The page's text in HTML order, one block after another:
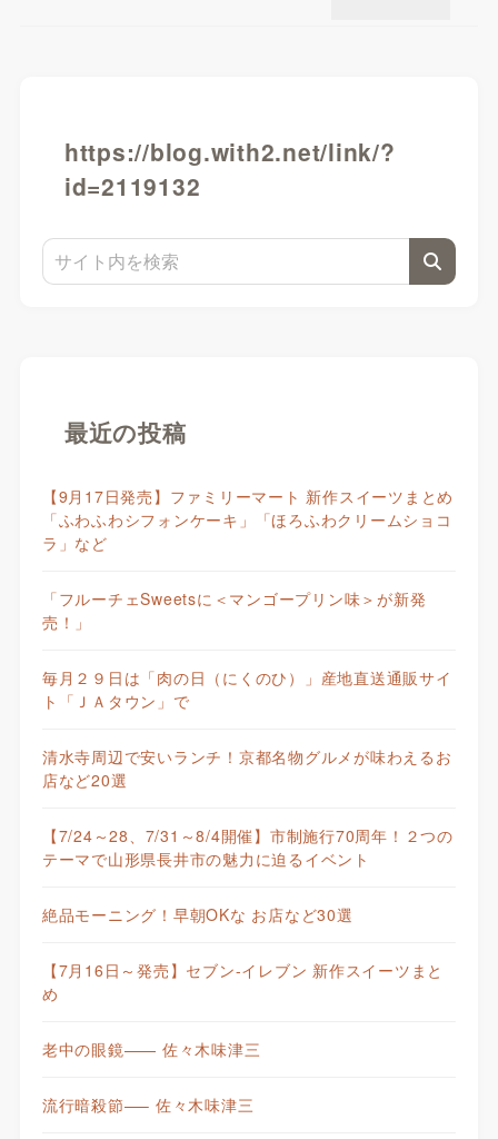
https://blog.with2.net/link/?
id=2119132
最近の投稿
【9月17日発売】ファミリーマート 新作スイーツまとめ
「ふわふわシフォンケーキ」「ほろふわクリームショコ
ラ」など
「フルーチェSweetsに＜マンゴープリン味＞が新発
売！」
毎月２９日は「肉の日（にくのひ）」産地直送通販サイ
ト「ＪＡタウン」で
清水寺周辺で安いランチ！京都名物グルメが味わえるお
店など20選
【7/24～28、7/31～8/4開催】市制施行70周年！２つの
テーマで山形県長井市の魅力に迫るイベント
絶品モーニング！早朝OKな お店など30選
【7月16日～発売】セブン-イレブン 新作スイーツまと
め
老中の眼鏡—— 佐々木味津三
流行暗殺節—– 佐々木味津三